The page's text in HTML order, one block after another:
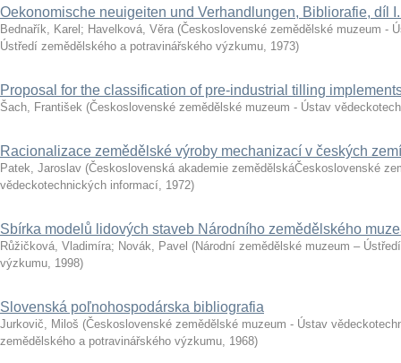
Oekonomische neuigeiten und Verhandlungen, Bibliorafie, díl
Bednařík, Karel ; Havelková, Věra (Československé zemědělské muzeum -
Ústředí zemědělského a potravinářského výzkumu, 1973)
Proposal for the classification of pre-industrial tilling
Šach, František (Československé zemědělské muzeum - Ústav
Racionalizace zemědělské výroby mechanizací v českých
Patek, Jaroslav (Československá akademie zemědělskáČeskoslovenské
vědeckotechnických informací, 1972)
Sbírka modelů lidových staveb Národního zemědělského
Růžičková, Vladimíra; Novák, Pavel (Národní zemědělské muzeum –
výzkumu, 1998)
Slovenská poľnohospodárska bibliografia
Jurkovič, Miloš (Československé zemědělské muzeum - Ústav
zemědělského a potravinářského výzkumu, 1968)